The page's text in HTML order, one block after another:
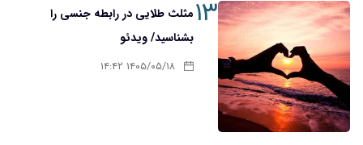
۱۳مثلث طلایی در رابطه جنسی را
بشناسید/ ویدئو
۱۴۰۵/۰۵/۱۸ ۱۴:۴۲